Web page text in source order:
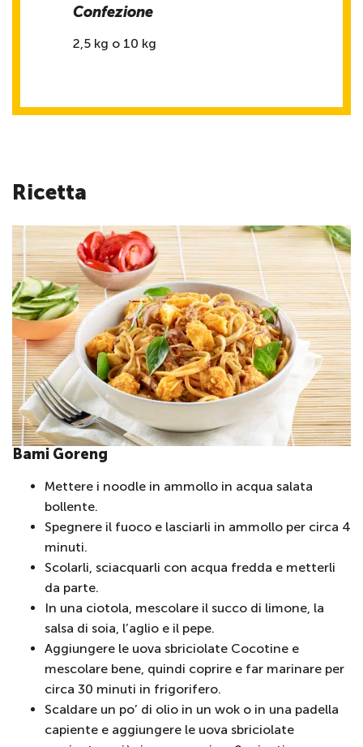
Confezione
2,5 kg o 10 kg
Ricetta
Bami Goreng
Mettere i noodle in ammollo in acqua salata
bollente.
Spegnere il fuoco e lasciarli in ammollo per circa 4
minuti.
Scolarli, sciacquarli con acqua fredda e metterli
da parte.
In una ciotola, mescolare il succo di limone, la
salsa di soia, l’aglio e il pepe.
Aggiungere le uova sbriciolate Cocotine e
mescolare bene, quindi coprire e far marinare per
circa 30 minuti in frigorifero.
Scaldare un po’ di olio in un wok o in una padella
capiente e aggiungere le uova sbriciolate